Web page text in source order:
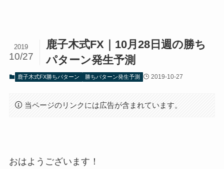
鹿子木式FX｜10月28日週の勝ち
パターン発生予測
2019
10/27
鹿子木式FX勝ちパターン 勝ちパターン発生予測 2019-10-27
当ページのリンクには広告が含まれています。
おはようございます！